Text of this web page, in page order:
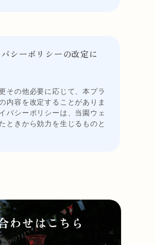
シーポリシーの改定に
その他必要に応じて、本プラ
内容を改定することがありま
バシーポリシーは、当園ウェ
ときから効力を生じるものと
わせはこちら